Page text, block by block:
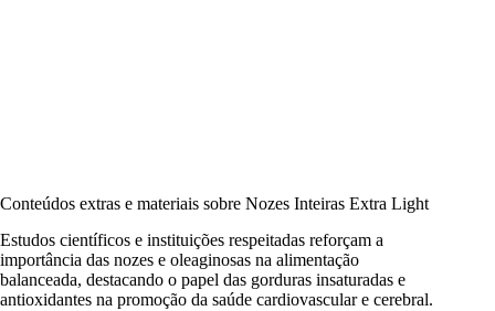
Conteúdos extras e materiais sobre Nozes Inteiras Extra Light
Estudos científicos e instituições respeitadas reforçam a
importância das nozes e oleaginosas na alimentação
balanceada, destacando o papel das gorduras insaturadas e
antioxidantes na promoção da saúde cardiovascular e cerebral.